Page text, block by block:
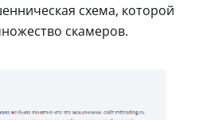
схема, которой
скамеров.